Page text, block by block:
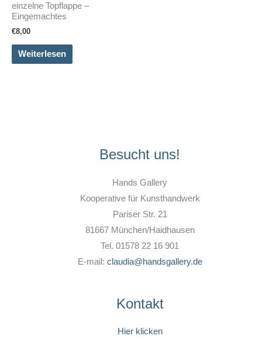
einzelne Topflappe –
Eingemachtes
€8,00
Weiterlesen
Besucht uns!
Hands Gallery
Kooperative für Kunsthandwerk
Pariser Str. 21
81667 München/Haidhausen
Tel. 01578 22 16 901
E-mail: claudia@handsgallery.de
Kontakt
Hier klicken